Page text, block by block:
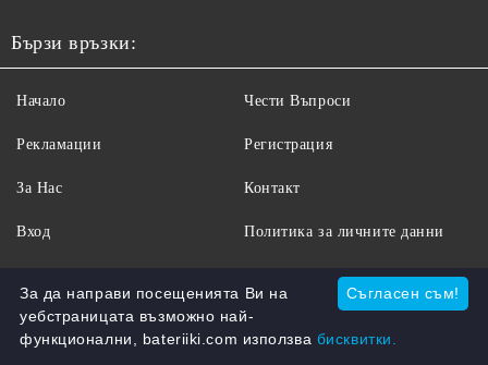
Бързи връзки:
Начало
Рекламации
За Нас
Вход
Чести Въпроси
Регистрация
Контакт
Политика за личните данни
Бисквитки
Съгласен съм!
За да направи посещенията Ви на
уебстраницата възможно най-
функционални, bateriiki.com използва бисквитки.